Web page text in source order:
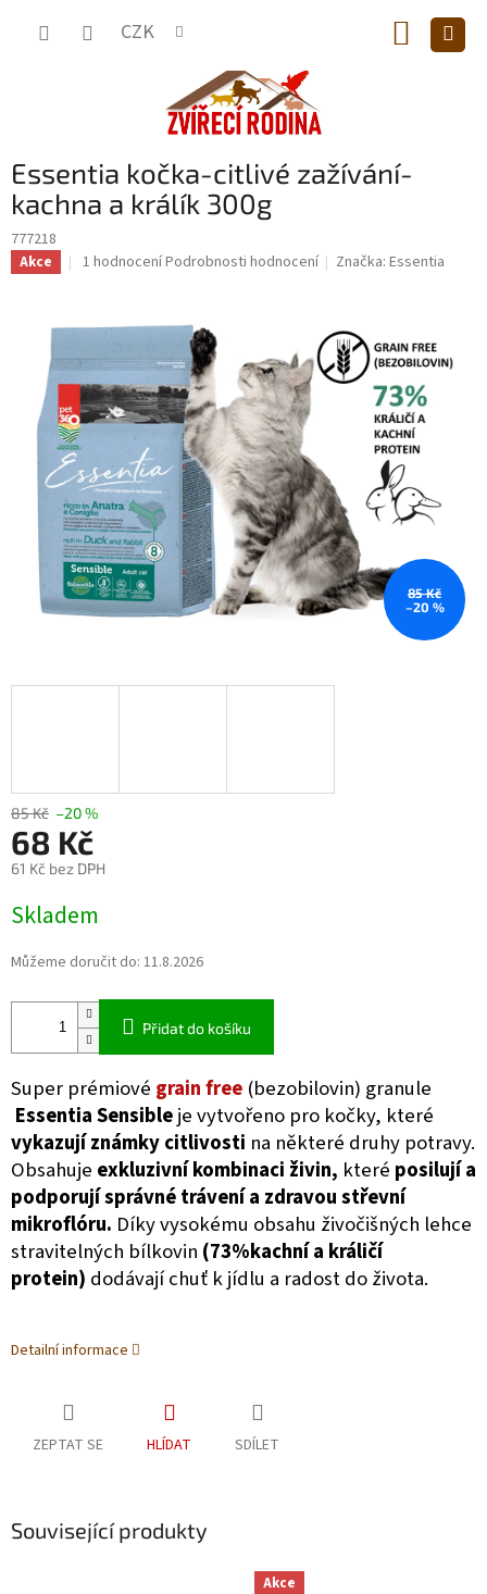
CZK
KOŠÍK
Essentia kočka-citlivé zažívání-
kachna a králík 300g
777218
Akce
Průměrné
je
z
5
hvězdiček.
1 hodnoceníPodrobnosti hodnocení Značka:Essentia
85 Kč
–20 %
85 Kč –20 %
68 Kč
61 Kč bez DPH
cena:
Skladem
Můžeme doručit do: 11.8.2026
Přidat do košíku
Super prémiové grain free (bezobilovin) granule
Essentia Sensibleje vytvořeno pro kočky, které
vykazují známky citlivosti na některé druhy potravy.
Obsahuje exkluzivní kombinaci živin, které posilují a
podporují správné trávení a zdravou střevní
mikroflóru. Díky vysokému obsahu živočišných lehce
stravitelných bílkovin (73%kachní a králičí
protein) dodávají chuť k jídlu a radost do života.
Detailní informace
ZEPTAT SE HLÍDAT SDÍLET
Související produkty
Akce